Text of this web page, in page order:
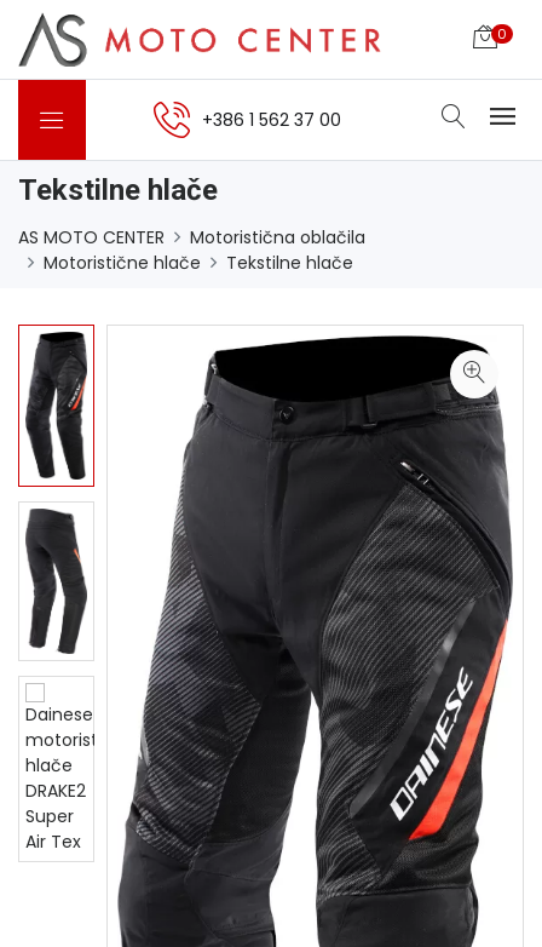
0
+386 1 562 37 00
Tekstilne hlače
AS MOTO CENTER
Motoristična oblačila
Motoristične hlače
Tekstilne hlače